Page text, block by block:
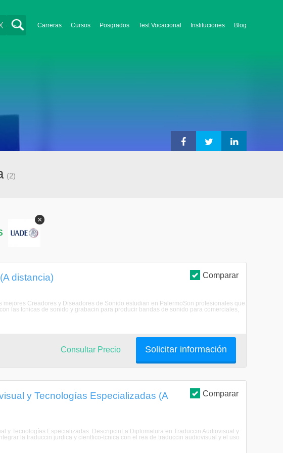
Carreras Cursos Posgrados Test Vocacional Instituciones Blog
(2)
×
Comparar
distancia)
Creadores y Diseadores de Sonido estudian en PalermoSon profesionales que
las tcnicas de sonido y grabacin para producir bandas de sonido para comerciales,
Solicitar información
Consultar Precio
Comparar
y Tecnologías Especializadas (A
y Tecnologías Especializadas. DescripcinLa Diplomatura en Traduccin Audiovisual y
la traduccin jurdica y cientfico-tcnica con el rea de traduccin audiovisual y el uso